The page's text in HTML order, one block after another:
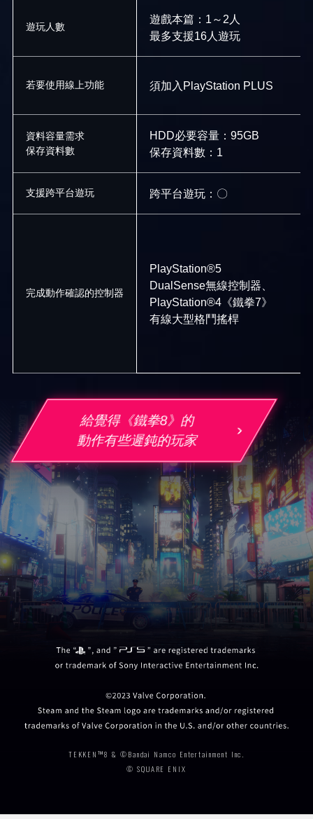
遊玩人數
遊戲本篇：1～2人
最多支援16人遊玩
若要使用線上功能 須加入PlayStation PLUS
資料容量需求
保存資料數
HDD必要容量：95GB
保存資料數：1
支援跨平台遊玩 跨平台遊玩：〇
完成動作確認的控制器
PlayStation®5
DualSense無線控制器、
PlayStation®4《鐵拳7》
有線大型格鬥搖桿
給覺得《鐵拳8》的
動作有些遲鈍的玩家
TEKKEN™8 & ©Bandai Namco Entertainment Inc.
© SQUARE ENIX